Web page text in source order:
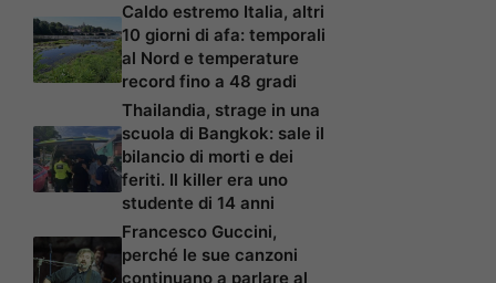
Caldo estremo Italia, altri
10 giorni di afa: temporali
al Nord e temperature
record fino a 48 gradi
Thailandia, strage in una
scuola di Bangkok: sale il
bilancio di morti e dei
feriti. Il killer era uno
studente di 14 anni
Francesco Guccini,
perché le sue canzoni
continuano a parlare al